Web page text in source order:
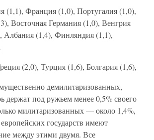
(1,1), Франция (1,0), Португалия (1,0),
Восточная Германия (1,0), Венгрия
(1,4), Финляндия (1,1),
(2,0), Турция (1,6), Болгария (1,6),
демилитаризованных,
держат под ружьем менее 0,5% своего
милитаризованных — около 1,4%,
государств имеют
между этими двумя. Все